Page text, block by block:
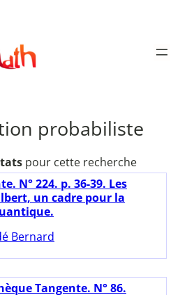
probabiliste
pour cette recherche
N° 224. p. 36-39. Les
un cadre pour la
Bernard
Tangente. N° 86.